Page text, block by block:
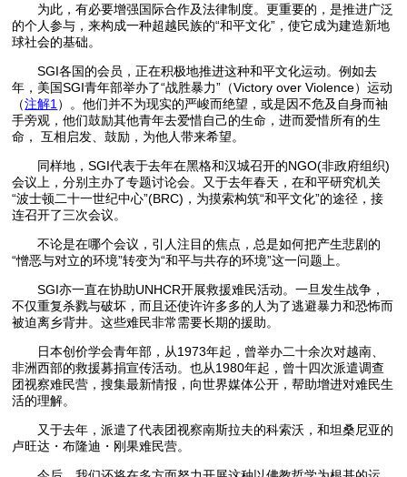
为此，有必要增强国际合作及法律制度。更重要的，是推进广泛
的个人参与，来构成一种超越民族的“和平文化”，使它成为建造新地
球社会的基础。
SGI各国的会员，正在积极地推进这种和平文化运动。例如去
年，美国SGI青年部举办了“战胜暴力”（Victory over Violence）运动
（注解1 ）。他们并不为现实的严峻而绝望，或是因不危及自身而袖
手旁观，他们鼓励其他青年去爱惜自己的生命，进而爱惜所有的生
命， 互相启发、鼓励，为他人带来希望。
同样地，SGI代表于去年在黑格和汉城召开的NGO(非政府组织)
会议上，分别主办了专题讨论会。又于去年春天，在和平研究机关
“波士顿二十一世纪中心”(BRC)，为摸索构筑“和平文化”的途径，接
连召开了三次会议。
不论是在哪个会议，引人注目的焦点，总是如何把产生悲剧的
“憎恶与对立的环境”转变为“和平与共存的环境”这一问题上。
SGI亦一直在协助UNHCR开展救援难民活动。一旦发生战争，
不仅重复杀戮与破坏，而且还使许许多多的人为了逃避暴力和恐怖而
被迫离乡背井。这些难民非常需要长期的援助。
日本创价学会青年部，从1973年起，曾举办二十余次对越南、
非洲西部的救援募捐宣传活动。也从1980年起，曾十四次派遣调查
团视察难民营，搜集最新情报，向世界媒体公开，帮助增进对难民生
活的理解。
又于去年，派遣了代表团视察南斯拉夫的科索沃，和坦桑尼亚的
卢旺达・布隆迪・刚果难民营。